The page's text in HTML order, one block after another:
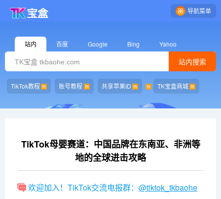
导航菜单
站内 百度 Google Bing Yahoo
站内搜索
TikTok教程 账号教程 共享苹果ID TK宝盒商城
TikTok母婴赛道：中国品牌在东南亚、非洲等
地的全球进击攻略
欢迎加入！TikTok交流电报群： @tiktok_tkbaohe